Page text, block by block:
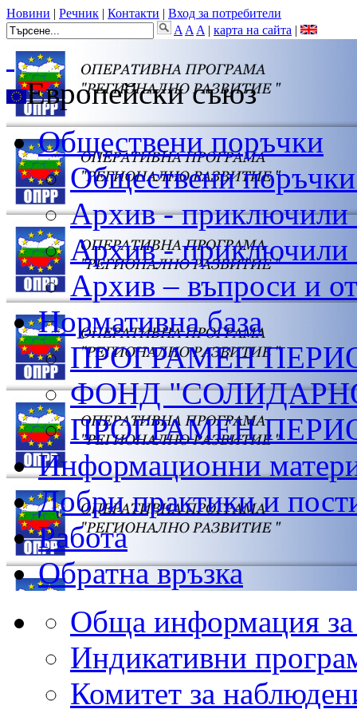
Новини | Речник | Контакти | Вход за потребители
A A A | карта на сайта |
Европейски съюз
Обществени поръчки
Обществени
Архив -
Архив -
Архив – въпроси и
Нормативна база
ПРОГРАМЕН
ФОНД
ПРОГРАМЕН
Информационни
Добри практики и
Работа
Обратна връзка
Обща информация
Индикативни
Комитет за